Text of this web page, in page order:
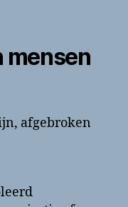
mensen
afgebroken